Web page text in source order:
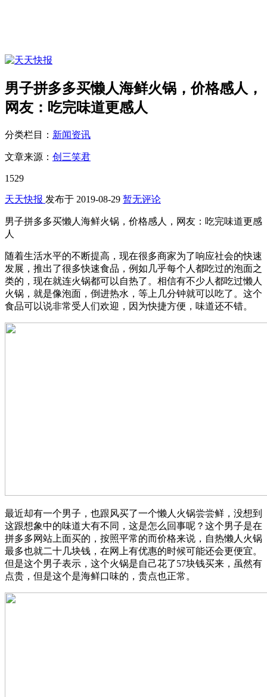
男子拼多多买懒人海鲜火锅，价格感人，
网友：吃完味道更感人
分类栏目： 新闻资讯
文章来源： 创三笑君
1529
天天快报 发布于 2019-08-29 暂无评论
男子拼多多买懒人海鲜火锅，价格感人，网友：吃完味道更感
人
随着生活水平的不断提高，现在很多商家为了响应社会的快速
发展，推出了很多快速食品，例如几乎每个人都吃过的泡面之
类的，现在就连火锅都可以自热了。相信有不少人都吃过懒人
火锅，就是像泡面，倒进热水，等上几分钟就可以吃了。这个
食品可以说非常受人们欢迎，因为快捷方便，味道还不错。
最近却有一个男子，也跟风买了一个懒人火锅尝尝鲜，没想到
这跟想象中的味道大有不同，这是怎么回事呢？这个男子是在
拼多多网站上面买的，按照平常的而价格来说，自热懒人火锅
最多也就二十几块钱，在网上有优惠的时候可能还会更便宜。
但是这个男子表示，这个火锅是自己花了57块钱买来，虽然有
点贵，但是这个是海鲜口味的，贵点也正常。